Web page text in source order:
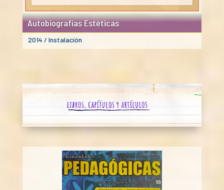
Autobiografías Estéticas
2014 / Instalación